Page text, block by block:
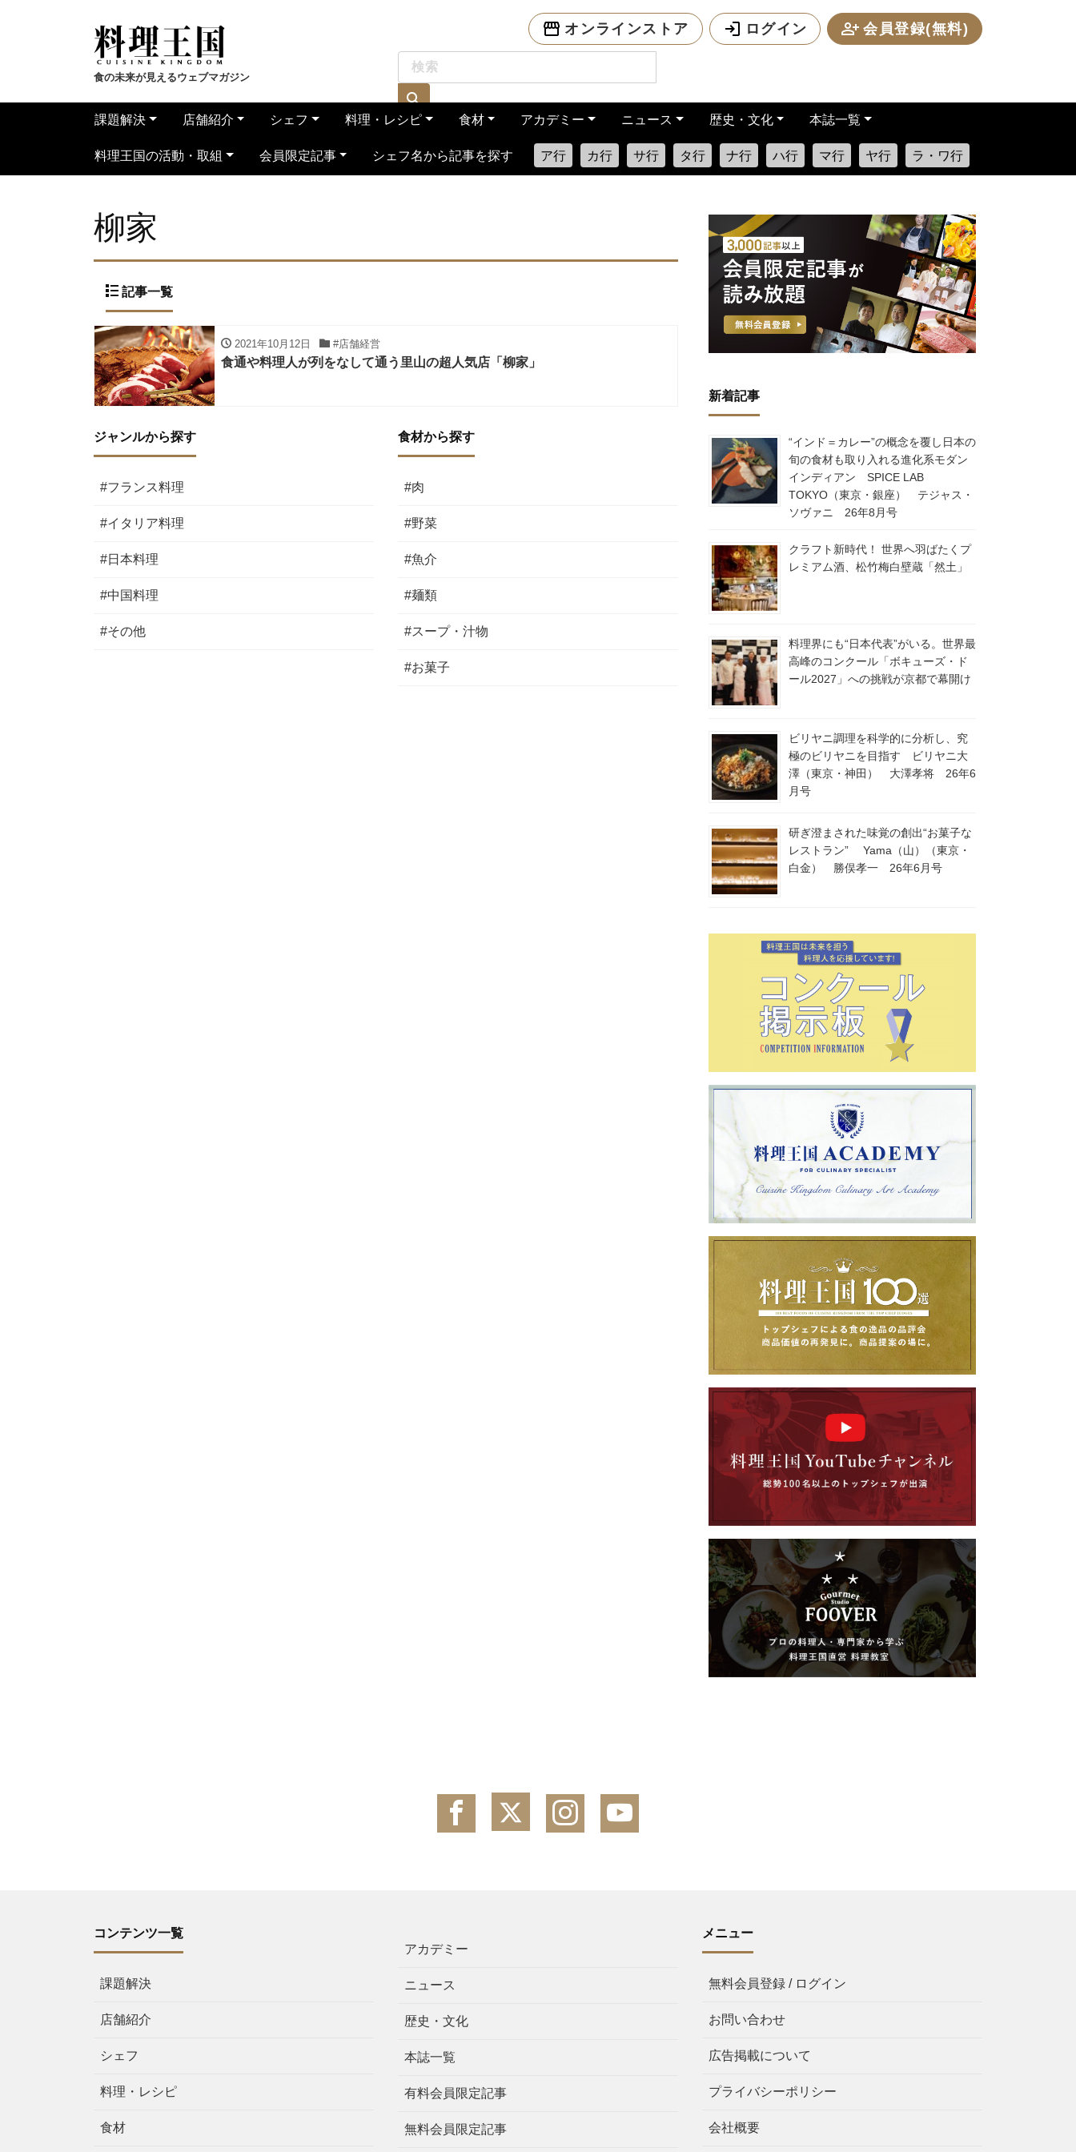
食の未来が見えるウェブマガジン
オンラインストア ログイン 会員登録(無料)
課題解決 店舗紹介 シェフ 料理・レシピ 食材 アカデミー ニュース 歴史・文化 本誌一覧
料理王国の活動・取組 会員限定記事 シェフ名から記事を探す ア行 カ行 サ行 タ行 ナ行 ハ行 マ行 ヤ行 ラ・ワ行
柳家
記事一覧
2021年10月12日 #店舗経営
食通や料理人が列をなして通う里山の超人気店「柳家」
ジャンルから探す
#フランス料理
#イタリア料理
#日本料理
#中国料理
#その他
食材から探す
#肉
#野菜
#魚介
#麺類
#スープ・汁物
#お菓子
新着記事
“インド＝カレー”の概念を覆し日本の
旬の食材も取り入れる進化系モダン
インディアン SPICE LAB
TOKYO（東京・銀座） テジャス・
ソヴァニ 26年8月号
クラフト新時代！ 世界へ羽ばたくプ
レミアム酒、松竹梅白壁蔵「然土」
料理界にも“日本代表”がいる。世界最
高峰のコンクール「ボキューズ・ド
ール2027」への挑戦が京都で幕開け
ビリヤニ調理を科学的に分析し、究
極のビリヤニを目指す ビリヤニ大
澤（東京・神田） 大澤孝将 26年6
月号
研ぎ澄まされた味覚の創出“お菓子な
レストラン” Yama（山）（東京・
白金） 勝俣孝一 26年6月号
コンテンツ一覧
課題解決
店舗紹介
シェフ
料理・レシピ
食材
アカデミー
ニュース
歴史・文化
本誌一覧
有料会員限定記事
無料会員限定記事
メニュー
無料会員登録 / ログイン
お問い合わせ
広告掲載について
プライバシーポリシー
会社概要